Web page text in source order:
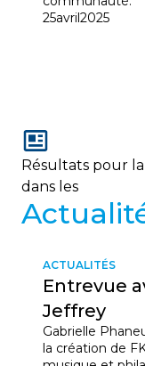
25avril2025
Résultats pour
dans les
ACTUALITÉS
Entrevue
Jeffrey
Gabrielle
la création de